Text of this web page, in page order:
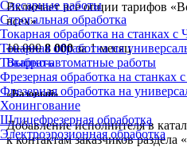
Слесарные работы
Строгальная обработка
Токарная обработка на станках
Токарная обработка на
Токарно-автоматные работы
Фрезерная обработка на станках
Фрезерная обработка на
Хонингование
Шлицефрезерная обработка
Электроэрозионная обработка
Включает все опции тарифов
всех»
10 000 8 000 за 1 месяц
Выбрать
«Базовый»
Добавление исполнителя в
к контактам заказчиков раздела